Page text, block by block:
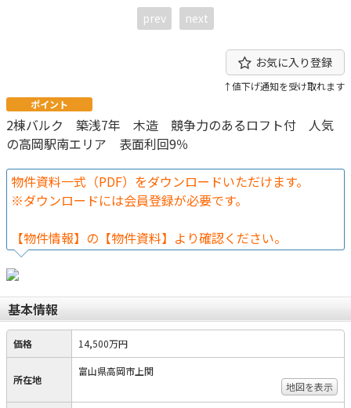
prev next
お気に入り登録
↑値下げ通知を受け取れます
ポイント
2棟バルク 築浅7年 木造 競争力のあるロフト付 人気
の高岡駅南エリア 表面利回9％
物件資料一式（PDF）をダウンロードいただけます。
※ダウンロードには会員登録が必要です。
【物件情報】の【物件資料】より確認ください。
基本情報
価格 14,500万円
所在地
富山県高岡市上関
地図を表示